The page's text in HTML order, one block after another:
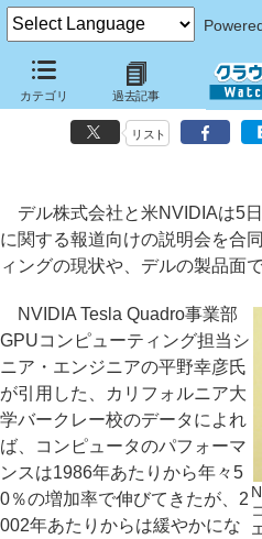
カテゴリ 過去記事
NVIDIAとデルがGPUコンピューテ
「C410x」も紹介
リスト
デル株式会社と米NVIDIAは5
に関する報道向けの説明会を合
ィングの現状や、デルの製品面
NVIDIA Tesla Quadro事業部
GPUコンピューティング担当シ
ニア・エンジニアの平野幸彦氏
が引用した、カリフォルニア大
学バークレー校のデータによれ
ば、コンピュータのパフォーマ
ンスは1986年あたりから年々5
0％の増加率で伸びてきたが、2
002年あたりからは緩やかにな